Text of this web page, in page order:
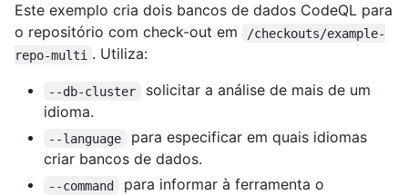
Este exemplo cria dois bancos de dados CodeQL para
o repositório com check-out em
/checkouts/example-
repo-multi . Utiliza:
--db-cluster
solicitar a análise de mais de um
idioma.
--language
para especificar em quais idiomas
criar bancos de dados.
--command
para informar à ferramenta o